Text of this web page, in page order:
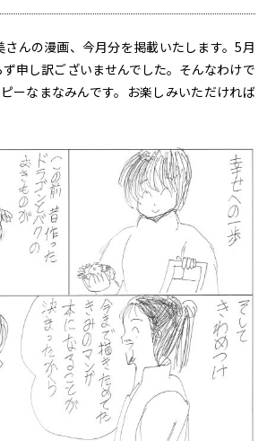
んの漫画、今月分を掲載いたします。5月
申し訳ございませんでした。そんなわけで
ーなまなみんです。お楽しみいただければ